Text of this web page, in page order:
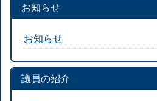
お知らせ
お知らせ
議員の紹介